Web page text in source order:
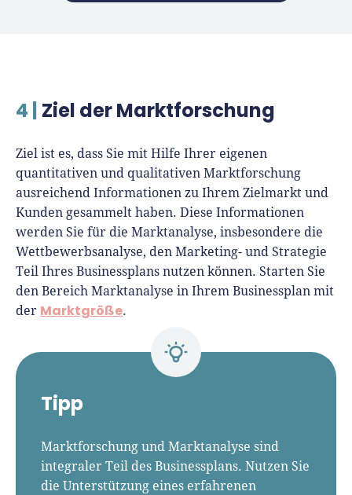
4 | Ziel der Marktforschung
Ziel ist es, dass Sie mit Hilfe Ihrer eigenen
quantitativen und qualitativen Marktforschung
ausreichend Informationen zu Ihrem Zielmarkt und
Kunden gesammelt haben. Diese Informationen
werden Sie für die Marktanalyse, insbesondere die
Wettbewerbsanalyse, den Marketing- und Strategie
Teil Ihres Businessplans nutzen können. Starten Sie
den Bereich Marktanalyse in Ihrem Businessplan mit
der Marktgröße.
Tipp
Marktforschung und Marktanalyse sind
integraler Teil des Businessplans. Nutzen Sie
die Unterstützung eines erfahrenen